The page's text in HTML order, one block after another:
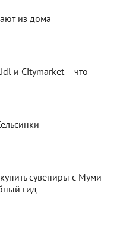
из дома
и Citymarket – что
сувениры с Муми-
гид